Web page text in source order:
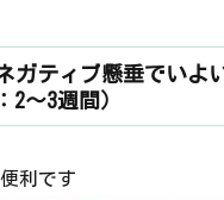
ガティブ懸垂でいよ
2〜3週間）
利です